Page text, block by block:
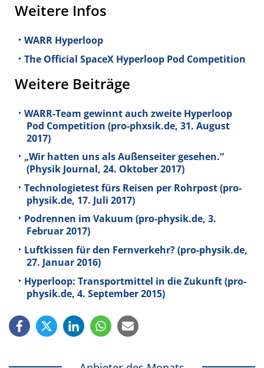
Weitere Infos
WARR Hyperloop
The Official SpaceX Hyperloop Pod Competition
Weitere Beiträge
WARR-Team gewinnt auch zweite Hyperloop
Pod Competition (pro-phxsik.de, 31. August
2017)
„Wir hatten uns als Außenseiter gesehen.“
(Physik Journal, 24. Oktober 2017)
Technologietest fürs Reisen per Rohrpost (pro-
physik.de, 17. Juli 2017)
Podrennen im Vakuum (pro-physik.de, 3.
Februar 2017)
Luftkissen für den Fernverkehr? (pro-physik.de,
27. Januar 2016)
Hyperloop: Transportmittel in die Zukunft (pro-
physik.de, 4. September 2015)